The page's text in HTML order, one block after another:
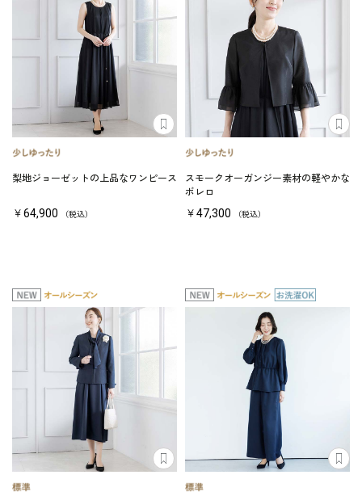
梨地ジョーゼットの上品なワンピース
￥64,900 （税込）
スモークオーガンジー素材の軽やかな
ボレロ
￥47,300 （税込）